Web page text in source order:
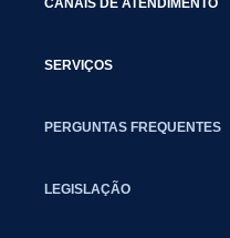
SERVIÇOS
PERGUNTAS FREQUENTES
LEGISLAÇÃO